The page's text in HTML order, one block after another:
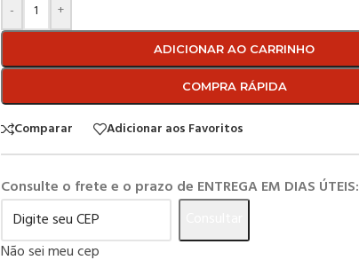
- +
ADICIONAR AO CARRINHO
COMPRA RÁPIDA
Comparar Adicionar aos Favoritos
Consulte o frete e o prazo de ENTREGA EM DIAS ÚTEIS:
Não sei meu cep